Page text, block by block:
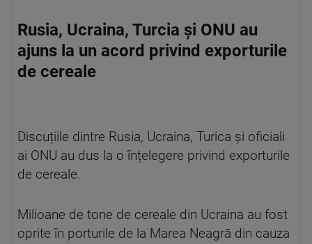
Rusia, Ucraina, Turcia și ONU au
ajuns la un acord privind exporturile
de cereale
Discuțiile dintre Rusia, Ucraina, Turica și oficiali
ai ONU au dus la o înțelegere privind exporturile
de cereale.
Milioane de tone de cereale din Ucraina au fost
oprite în porturile de la Marea Neagră din cauza